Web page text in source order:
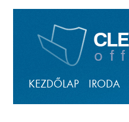
KEZDŐLAP IRODA